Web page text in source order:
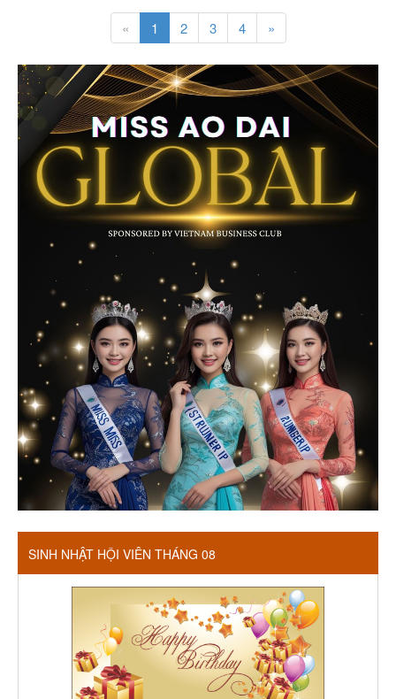
« 1 2 3 4 »
SINH NHẬT HỘI VIÊN THÁNG 08